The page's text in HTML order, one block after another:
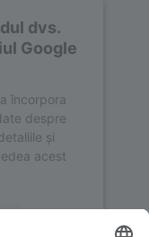
dvs.
Google
încorpora
despre
și
acest